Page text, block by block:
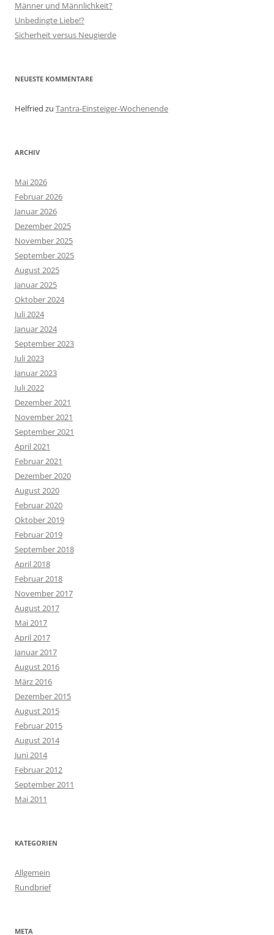
Männer und Männlichkeit?
Unbedingte Liebe!?
Sicherheit versus Neugierde
NEUESTE KOMMENTARE
Helfried zu Tantra-Einsteiger-Wochenende
ARCHIV
Mai 2026
Februar 2026
Januar 2026
Dezember 2025
November 2025
September 2025
August 2025
Januar 2025
Oktober 2024
Juli 2024
Januar 2024
September 2023
Juli 2023
Januar 2023
Juli 2022
Dezember 2021
November 2021
September 2021
April 2021
Februar 2021
Dezember 2020
August 2020
Februar 2020
Oktober 2019
Februar 2019
September 2018
April 2018
Februar 2018
November 2017
August 2017
Mai 2017
April 2017
Januar 2017
August 2016
März 2016
Dezember 2015
August 2015
Februar 2015
August 2014
Juni 2014
Februar 2012
September 2011
Mai 2011
KATEGORIEN
Allgemein
Rundbrief
META